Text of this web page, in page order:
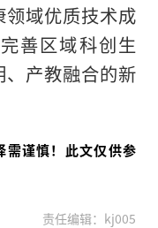
域优质技术成
善区域科创生
产教融合的新
需谨慎！此文仅供参
责任编辑：kj005